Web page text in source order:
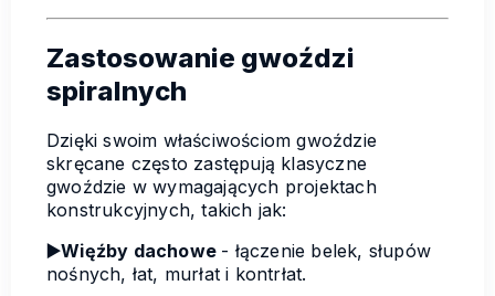
Zastosowanie gwoździ
spiralnych
Dzięki swoim właściwościom gwoździe
skręcane często zastępują klasyczne
gwoździe w wymagających projektach
konstrukcyjnych, takich jak:
▶️Więźby dachowe - łączenie belek, słupów
nośnych, łat, murłat i kontrłat.